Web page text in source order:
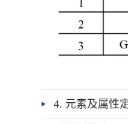
4. 元素及属性